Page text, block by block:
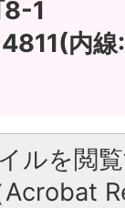
8-1
内
ルを閲
Acrobat